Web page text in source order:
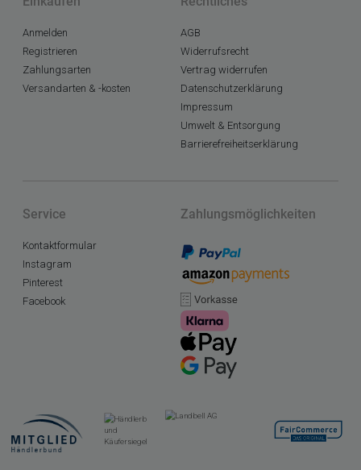
Anmelden
Registrieren
Zahlungsarten
Versandarten & -kosten
AGB
Widerrufsrecht
Vertrag widerrufen
Datenschutzerklärung
Impressum
Umwelt & Entsorgung
Barrierefreiheitserklärung
Service
Kontaktformular
Instagram
Pinterest
Facebook
Zahlungsmöglichkeiten